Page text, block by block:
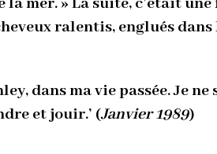
ralentis, englués dans
dans ma vie passée. Je ne
et jouir.’ (Janvier 1989)